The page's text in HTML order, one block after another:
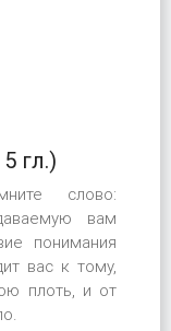
гл.)
слово:
вам
понимания
вас к тому,
плоть, и от